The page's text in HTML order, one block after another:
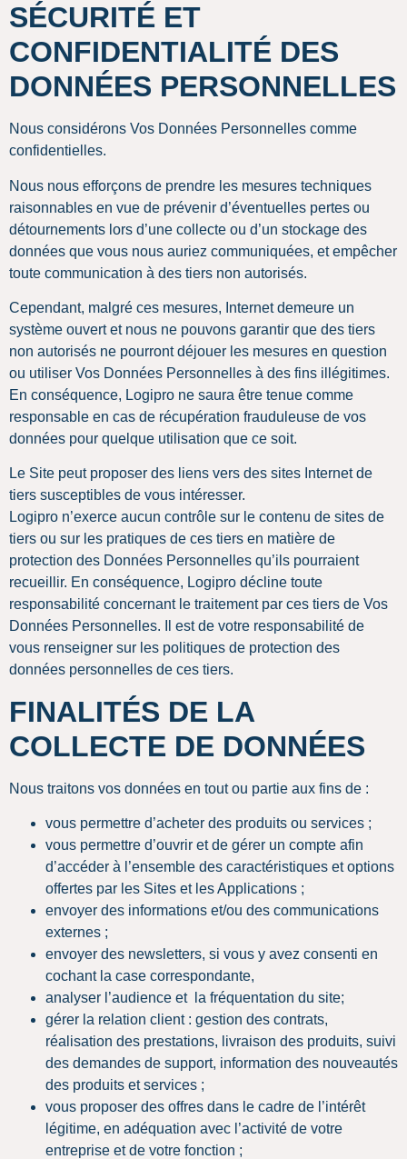
SÉCURITÉ ET
CONFIDENTIALITÉ DES
DONNÉES PERSONNELLES
Nous considérons Vos Données Personnelles comme
confidentielles.
Nous nous efforçons de prendre les mesures techniques
raisonnables en vue de prévenir d’éventuelles pertes ou
détournements lors d’une collecte ou d’un stockage des
données que vous nous auriez communiquées, et empêcher
toute communication à des tiers non autorisés.
Cependant, malgré ces mesures, Internet demeure un
système ouvert et nous ne pouvons garantir que des tiers
non autorisés ne pourront déjouer les mesures en question
ou utiliser Vos Données Personnelles à des fins illégitimes.
En conséquence, Logipro ne saura être tenue comme
responsable en cas de récupération frauduleuse de vos
données pour quelque utilisation que ce soit.
Le Site peut proposer des liens vers des sites Internet de
tiers susceptibles de vous intéresser.
Logipro n’exerce aucun contrôle sur le contenu de sites de
tiers ou sur les pratiques de ces tiers en matière de
protection des Données Personnelles qu’ils pourraient
recueillir. En conséquence, Logipro décline toute
responsabilité concernant le traitement par ces tiers de Vos
Données Personnelles. Il est de votre responsabilité de
vous renseigner sur les politiques de protection des
données personnelles de ces tiers.
FINALITÉS DE LA
COLLECTE DE DONNÉES
Nous traitons vos données en tout ou partie aux fins de :
vous permettre d’acheter des produits ou services ;
vous permettre d’ouvrir et de gérer un compte afin
d’accéder à l’ensemble des caractéristiques et options
offertes par les Sites et les Applications ;
envoyer des informations et/ou des communications
externes ;
envoyer des newsletters, si vous y avez consenti en
cochant la case correspondante,
analyser l’audience et la fréquentation du site;
gérer la relation client : gestion des contrats,
réalisation des prestations, livraison des produits, suivi
des demandes de support, information des nouveautés
des produits et services ;
vous proposer des offres dans le cadre de l’intérêt
légitime, en adéquation avec l’activité de votre
entreprise et de votre fonction ;